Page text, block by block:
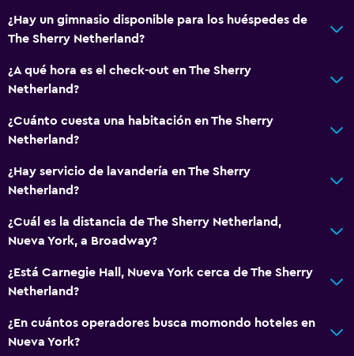
Albornoz
Baño privado
Servicios y facilidades
Centro de negocios
Servicio de despertador
Servicio de conserjería
Caja fuerte
Servicio de habitaciones
Check-out exprés
Botella de agua
Recepción 24 horas
Accesibilidad y adecuación
¿Hay un gimnasio disponible para los huéspedes de
The Sherry Netherland?
¿A qué hora es el check-out en The Sherry
Netherland?
¿Cuánto cuesta una habitación en The Sherry
Netherland?
¿Hay servicio de lavandería en The Sherry
Netherland?
¿Cuál es la distancia de The Sherry Netherland,
Nueva York, a Broadway?
¿Está Carnegie Hall, Nueva York cerca de The Sherry
Netherland?
¿En cuántos operadores busca momondo hoteles en
Nueva York?